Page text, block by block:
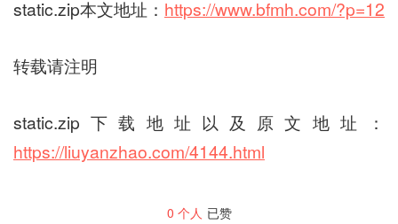
static.zip本文地址： https://www.bfmh.com/?p=12
转载请注明
static.zip下载地址以及原文地址：
https://liuyanzhao.com/4144.html
0 个人 已赞